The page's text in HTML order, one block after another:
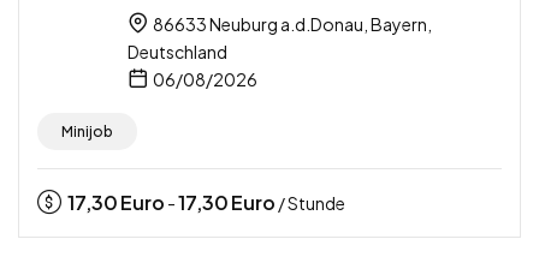
86633 Neuburg a.d.Donau, Bayern,
Deutschland
06/08/2026
Minijob
17,30Euro -17,30Euro / Stunde